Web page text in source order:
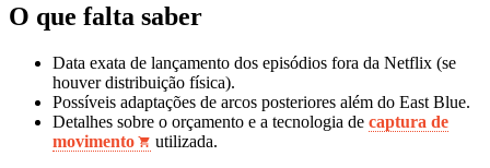
O que falta saber
Data exata de lançamento dos episódios fora da Netflix (se
houver distribuição física).
Possíveis adaptações de arcos posteriores além do East Blue.
Detalhes sobre o orçamento e a tecnologia de captura de
movimento
utilizada.